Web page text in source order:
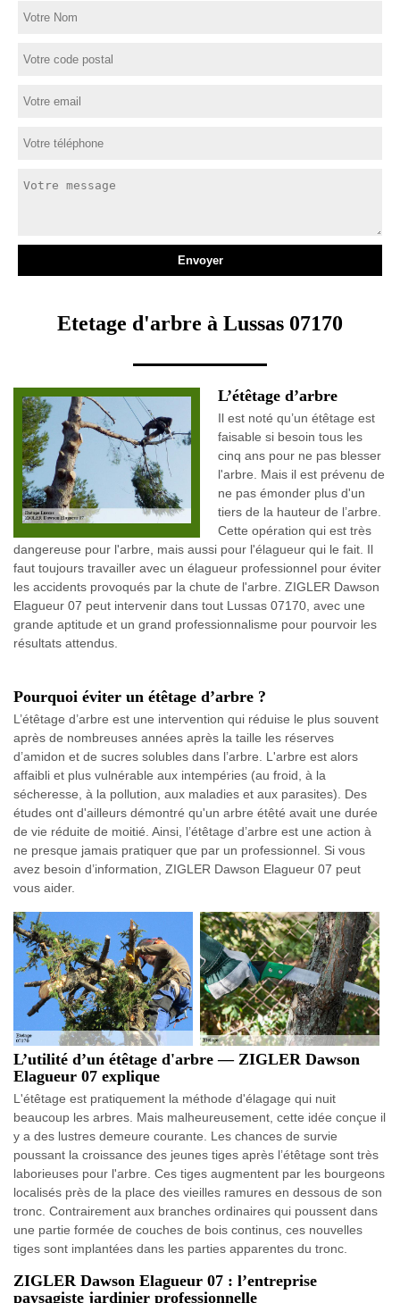
Etetage d'arbre à Lussas 07170
L’étêtage d’arbre
Il est noté qu’un étêtage est
faisable si besoin tous les
cinq ans pour ne pas blesser
l'arbre. Mais il est prévenu de
ne pas émonder plus d'un
tiers de la hauteur de l’arbre.
Cette opération qui est très
dangereuse pour l'arbre, mais aussi pour l'élagueur qui le fait. Il
faut toujours travailler avec un élagueur professionnel pour éviter
les accidents provoqués par la chute de l'arbre. ZIGLER Dawson
Elagueur 07 peut intervenir dans tout Lussas 07170, avec une
grande aptitude et un grand professionnalisme pour pourvoir les
résultats attendus.
Pourquoi éviter un étêtage d’arbre ?
L’étêtage d’arbre est une intervention qui réduise le plus souvent
après de nombreuses années après la taille les réserves
d’amidon et de sucres solubles dans l’arbre. L'arbre est alors
affaibli et plus vulnérable aux intempéries (au froid, à la
sécheresse, à la pollution, aux maladies et aux parasites). Des
études ont d'ailleurs démontré qu'un arbre étêté avait une durée
de vie réduite de moitié. Ainsi, l’étêtage d’arbre est une action à
ne presque jamais pratiquer que par un professionnel. Si vous
avez besoin d’information, ZIGLER Dawson Elagueur 07 peut
vous aider.
L’utilité d’un étêtage d'arbre — ZIGLER Dawson
Elagueur 07 explique
L'étêtage est pratiquement la méthode d'élagage qui nuit
beaucoup les arbres. Mais malheureusement, cette idée conçue il
y a des lustres demeure courante. Les chances de survie
poussant la croissance des jeunes tiges après l’étêtage sont très
laborieuses pour l'arbre. Ces tiges augmentent par les bourgeons
localisés près de la place des vieilles ramures en dessous de son
tronc. Contrairement aux branches ordinaires qui poussent dans
une partie formée de couches de bois continus, ces nouvelles
tiges sont implantées dans les parties apparentes du tronc.
ZIGLER Dawson Elagueur 07 : l’entreprise
paysagiste jardinier professionnelle